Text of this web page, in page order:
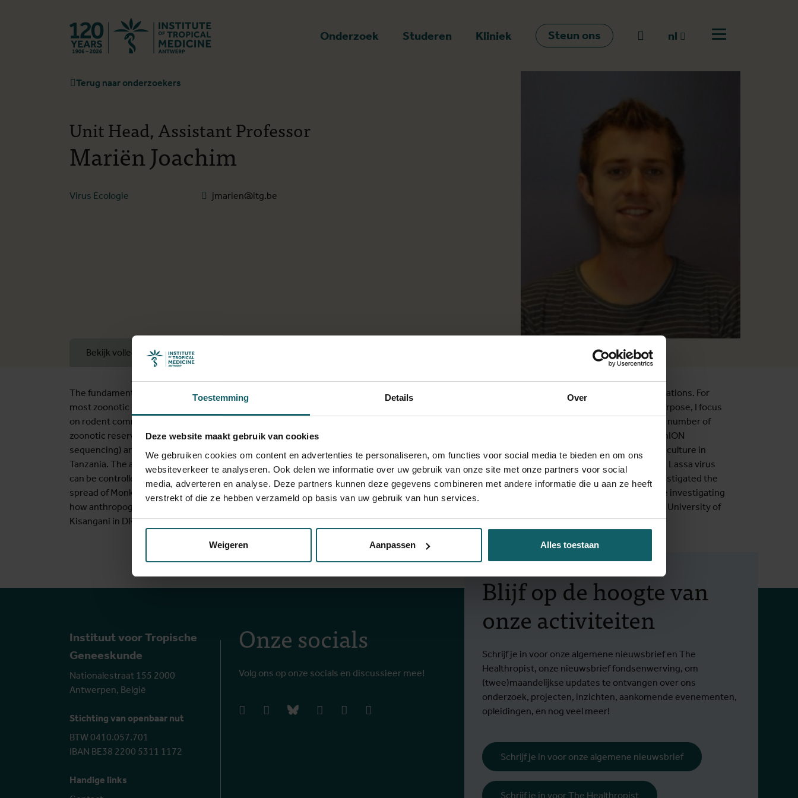
Toestemming Details Over
Deze website maakt gebruik van cookies
We gebruiken cookies om content en advertenties te personaliseren, om functies voor social media te bieden en om ons
websiteverkeer te analyseren. Ook delen we informatie over uw gebruik van onze site met onze partners voor social
media, adverteren en analyse. Deze partners kunnen deze gegevens combineren met andere informatie die u aan ze heeft
verstrekt of die ze hebben verzameld op basis van uw gebruik van hun services.
Weigeren Aanpassen Alles toestaan
Onderzoek Studeren Kliniek Steun ons Naar zoeken
nl
Open menu
Terug naar onderzoekers
Mariën Joachim
Unit Head, Assistant Professor
Virus Ecologie jmarien@itg.be
Bekijk volledige lijst van publicaties
The fundamental part of my research aims to understand under what conditions pathogen transmission is more or less efficient in wildlife populations. For
most zoonotic pathogens, such information remains largely unknown due to the absence of relevant field data to test these theories. For this purpose, I focus
on rodent communities because these mammals can be collected in large numbers, are easily manipulated in experiments and represent a high number of
zoonotic reservoirs compared to other mammals. The research includes field experiments, lab work (serology, PCR, Sanger or metagenomic MinION
sequencing) and developing statistical models to test hypotheses. I perform this work mainly in collaboration with the Sokoine University of Agriculture in
Tanzania. The applied part of my research focuses on the control of rodent and vector-borne diseases. In that context, I have been studying how Lassa virus
can be controlled in rodent populations in Guinea and tested the how climate change affects malaria transmission in Burundi and DRC. I also investigated the
spread of Monkeypox and Chikungunya virus in DRC, and SARS-COV-2 in Belgium. Currently, I coordinate an international project in which we are investigating
how anthropogenic change affects biodiversity and the emergence of infectious diseases in Africa. For this project, I mainly collaborate with the University of
Kisangani in DRC.
Instituut voor Tropische
Geneeskunde
Nationalestraat 155 2000
Antwerpen, België
Stichting van openbaar nut
BTW 0410.057.701
IBAN BE38 2200 5311 1172
Handige links
Onze socials
Volg ons op onze socials en discussieer mee!
facebookinstagrambluesky linkedIn youtube
Blijf op de hoogte van
onze activiteiten
Schrijf je in voor onze algemene nieuwsbrief en The
Healthropist, onze nieuwsbrief fondsenwerving, om
(twee)maandelijkse updates te ontvangen over ons
onderzoek, projecten, inzichten, aankomende evenementen,
opleidingen, en nog veel meer!
Schrijf je in voor onze algemene nieuwsbrief
Schrijf je in voor The Healthropist